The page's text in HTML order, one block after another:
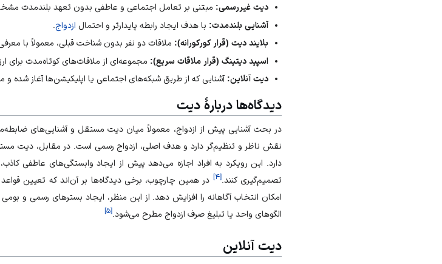
دیت غیررسمی: مبتنی بر تعامل اجتماعی و عاطفی بدون تعهد بلندمدت
آشنایی بلندمدت: با هدف ایجاد رابطه پایدارتر و احتمال ازدواج
بلایند دیت (قرار کورکورانه): ملاقات دو نفر بدون شناخت قبلی، معمولاً با
اسپید دیتینگ (قرار ملاقات سریع): مجموعه‌ای از ملاقات‌های کوتاه‌مدت برای
دیت آنلاین: آشنایی که از طریقشبکه‌های اجتماعی یا اپلیکیشن‌ها آغاز شده
دیدگاه‌ها دربارهٔ دیت
در بحث آشنایی پیش از ازدواج، معمولاً میان دیت مستقل و آشنایی‌های
نقش ناظر و تنظیم‌گر دارد و هدف اصلی، ازدواج رسمی است. در مقابل، دیت
دارد. این رویکرد به افراد اجازه می‌دهد پیش از ایجاد وابستگی‌های عاطفی
تصمیم‌گیری کنند.[۴] در همین چارچوب، برخی دیدگاه‌ها بر آن‌اند که تعیین
امکان انتخاب آگاهانه را افزایش دهد. از این منظر، ایجاد بسترهای رسمی و
الگوهای واحد یا تبلیغ صرف ازدواج مطرح می‌شود.[۵]
دیت آنلاین